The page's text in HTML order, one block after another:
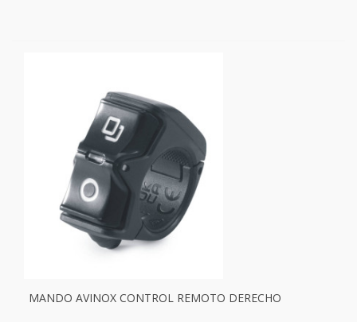
MANDO AVINOX CONTROL REMOTO DERECHO